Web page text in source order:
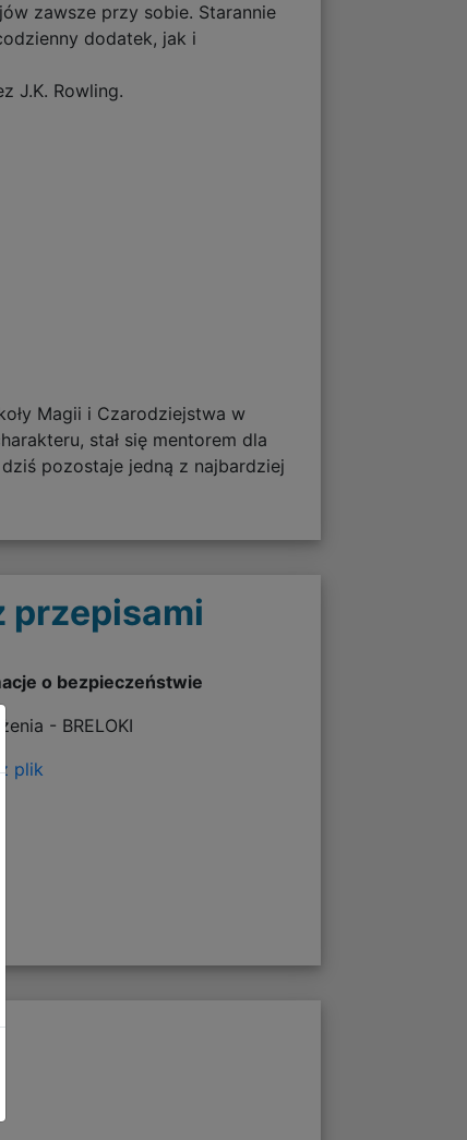
zawsze przy sobie. Starannie
dodatek, jak i
J.K. Rowling.
Magii i Czarodziejstwa w
stał się mentorem dla
pozostaje jedną z najbardziej
przepisami
o bezpieczeństwie
- BRELOKI
plik